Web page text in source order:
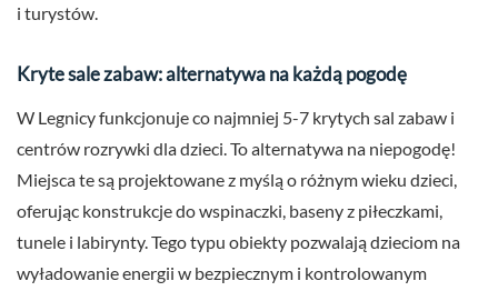
i turystów.
Kryte sale zabaw: alternatywa na każdą pogodę
W Legnicy funkcjonuje co najmniej 5-7 krytych sal zabaw i
centrów rozrywki dla dzieci. To alternatywa na niepogodę!
Miejsca te są projektowane z myślą o różnym wieku dzieci,
oferując konstrukcje do wspinaczki, baseny z piłeczkami,
tunele i labirynty. Tego typu obiekty pozwalają dzieciom na
wyładowanie energii w bezpiecznym i kontrolowanym